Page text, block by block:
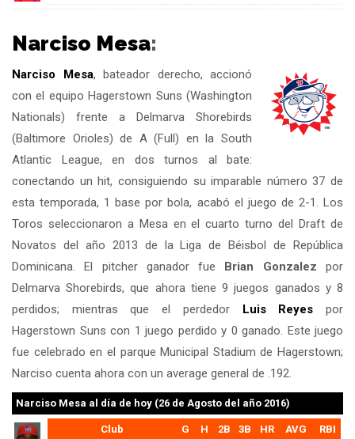
Narciso Mesa:
Narciso Mesa, bateador derecho, accionó
con el equipo Hagerstown Suns (Washington
Nationals) frente a Delmarva Shorebirds
(Baltimore Orioles) de A (Full) en la South
Atlantic League, en dos turnos al bate:
conectando un hit, consiguiendo su imparable número 37 de
esta temporada, 1 base por bola, acabó el juego de 2-1. Los
Toros seleccionaron a Mesa en el cuarto turno del Draft de
Novatos del año 2013 de la Liga de Béisbol de República
Dominicana. El pitcher ganador fue Brian Gonzalez por
Delmarva Shorebirds, que ahora tiene 9 juegos ganados y 8
perdidos; mientras que el perdedor Luis Reyes por
Hagerstown Suns con 1 juego perdido y 0 ganado. Este juego
fue celebrado en el parque Municipal Stadium de Hagerstown;
Narciso cuenta ahora con un average general de .192.
Narciso Mesa al día de hoy (26 de Agosto del año 2016)
Club G H 2B 3B HR AVG
RBI